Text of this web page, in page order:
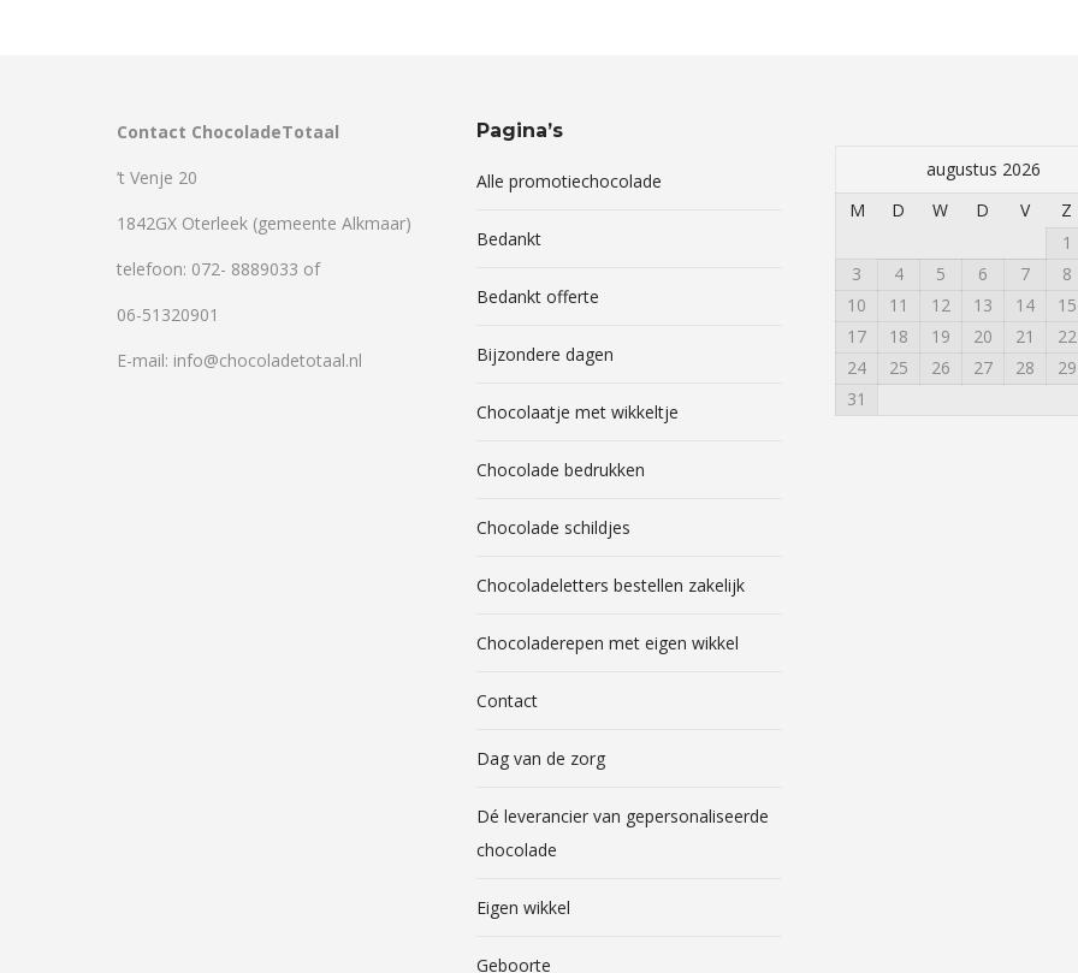
Contact ChocoladeTotaal
’t Venje 20
1842GX Oterleek (gemeente Alkmaar)
telefoon: 072- 8889033 of
06-51320901
E-mail: info@chocoladetotaal.nl
Pagina’s
Alle promotiechocolade
Bedankt
Bedankt offerte
Bijzondere dagen
Chocolaatje met wikkeltje
Chocolade bedrukken
Chocolade schildjes
Chocoladeletters bestellen zakelijk
Chocoladerepen met eigen wikkel
Contact
Dag van de zorg
Dé leverancier van gepersonaliseerde
chocolade
Eigen wikkel
Geboorte
augustus 2026
M
D W D V Z
1
3
4 5 6 7 8
10
11 12 13 14 15
17
18 19 20 21 22
24
25 26 27 28 29
31